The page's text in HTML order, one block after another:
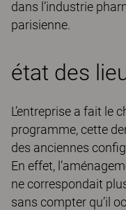
dans l’industrie
parisienne.
état des
L’entreprise a fait le
programme, cette
des anciennes
En effet,
ne correspondait
sans compter qu’il